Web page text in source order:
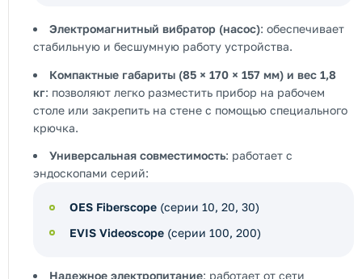
Электромагнитный вибратор (насос): обеспечивает
стабильную и бесшумную работу устройства.
Компактные габариты (85 × 170 × 157 мм) и вес 1,8
кг: позволяют легко разместить прибор на рабочем
столе или закрепить на стене с помощью специального
крючка.
Универсальная совместимость: работает с
эндоскопами серий:
OES Fiberscope (серии 10, 20, 30)
EVIS Videoscope (серии 100, 200)
Надежное электропитание: работает от сети